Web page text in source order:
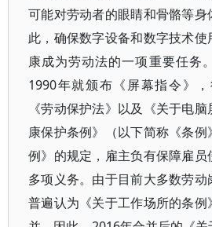
可能对劳动者的眼睛和骨骼等
此，确保数字设备和数字技术
康成为劳动法的一项重要任务
1990年就颁布《屏幕指令》
《劳动保护法》以及《关于电
康保护条例》（以下简称《条
例》的规定，雇主负有保障雇
多项义务。由于目前大多数劳
普遍认为《关于工作场所的条